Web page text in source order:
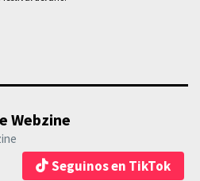
Webzine
Seguinos en TikTok